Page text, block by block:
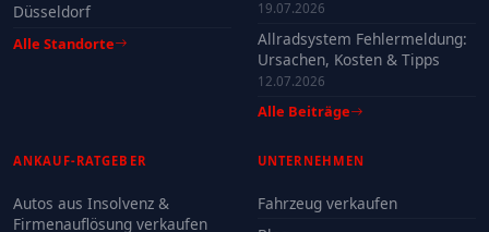
Düsseldorf
Alle Standorte
19.07.2026
Allradsystem Fehlermeldung:
Ursachen, Kosten & Tipps
12.07.2026
Alle Beiträge
ANKAUF-RATGEBER
Autos aus Insolvenz &
Firmenauflösung verkaufen
UNTERNEHMEN
Fahrzeug verkaufen